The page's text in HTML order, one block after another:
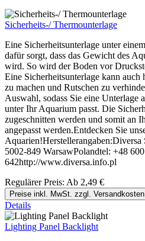
Sicherheits-/ Thermounterlage
Eine Sicherheitsunterlage unter
dafür sorgt, dass das Gewicht des
wird. So wird der Boden vor
Eine Sicherheitsunterlage kann
zu machen und Rutschen zu
Auswahl, sodass Sie eine Unterlage
unter Ihr Aquarium passt. Die
zugeschnitten werden und somit an
angepasst werden.Entdecken Sie
5002-849 WarsawPolandtel: +48
642http://www.diversa.info.pl
Regulärer Preis: Ab 2,49 €
Preise inkl. MwSt. zzgl. Versandkosten
Details
Lighting Panel Backlight